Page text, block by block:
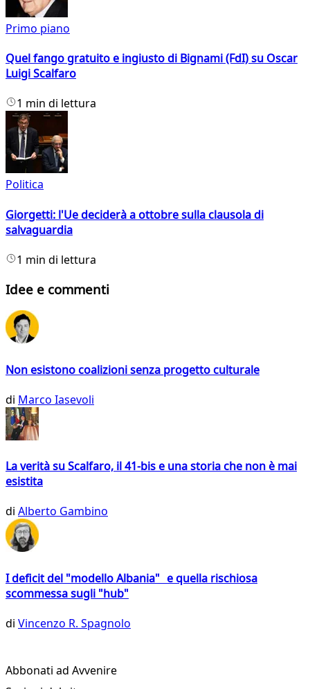
Primo piano
Quel fango gratuito e ingiusto di Bignami (FdI) su Oscar
Luigi Scalfaro
1 min di lettura
Politica
Giorgetti: l'Ue deciderà a ottobre sulla clausola di
salvaguardia
1 min di lettura
Idee e commenti
Non esistono coalizioni senza progetto culturale
di Marco Iasevoli
La verità su Scalfaro, il 41-bis e una storia che non è mai
esistita
di Alberto Gambino
I deficit del "modello Albania" e quella rischiosa
scommessa sugli "hub"
di Vincenzo R. Spagnolo
Abbonati ad Avvenire